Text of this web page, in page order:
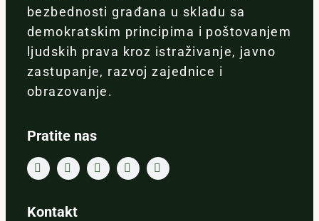
bezbednosti građana u skladu sa
demokratskim principima i poštovanjem
ljudskih prava kroz istraživanje, javno
zastupanje, razvoj zajednice i
obrazovanje.
Pratite nas
Kontakt